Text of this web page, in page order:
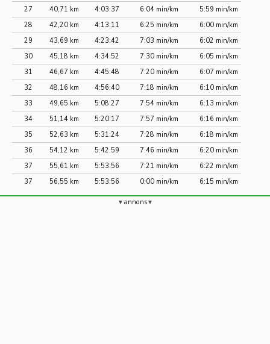
27
40,71 km 4:03:37 6:04 min/km
5:59 min/km
28
42,20 km 4:13:11 6:25 min/km
6:00 min/km
29
43,69 km 4:23:42 7:03 min/km
6:02 min/km
30
45,18 km 4:34:52 7:30 min/km
6:05 min/km
31
46,67 km 4:45:48 7:20 min/km
6:07 min/km
32
48,16 km 4:56:40 7:18 min/km
6:10 min/km
33
49,65 km 5:08:27 7:54 min/km
6:13 min/km
34
51,14 km 5:20:17 7:57 min/km
6:16 min/km
35
52,63 km 5:31:24 7:28 min/km
6:18 min/km
36
54,12 km 5:42:59 7:46 min/km
6:20 min/km
37
55,61 km 5:53:56 7:21 min/km
6:22 min/km
37
56,55 km 5:53:56 0:00 min/km 6:15 min/km
annons